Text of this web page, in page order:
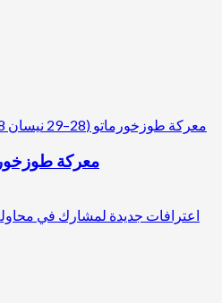
معركة طوزخورماتو (28–29 نيسان 1918)
معركة طوزخورماتو (28–29
اعترافات جديدة لمشارك في